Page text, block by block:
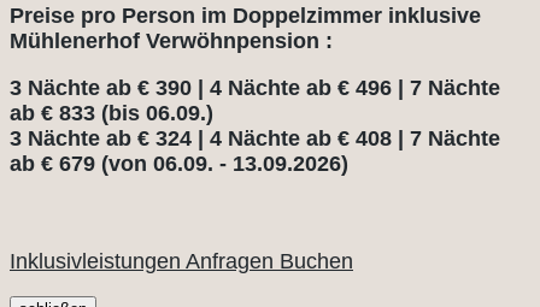
Preise pro Person im Doppelzimmer inklusive
Mühlenerhof Verwöhnpension :
3 Nächte ab € 390 | 4 Nächte ab € 496 | 7 Nächte
ab € 833 (bis 06.09.)
3 Nächte ab € 324 | 4 Nächte ab € 408 | 7 Nächte
ab € 679 (von 06.09. - 13.09.2026)
Inklusivleistungen Anfragen Buchen